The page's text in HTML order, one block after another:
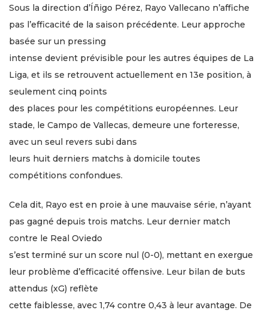
Sous la direction d’Íñigo Pérez, Rayo Vallecano n’affiche
pas l’efficacité de la saison précédente. Leur approche
basée sur un pressing
intense devient prévisible pour les autres équipes de La
Liga, et ils se retrouvent actuellement en 13e position, à
seulement cinq points
des places pour les compétitions européennes. Leur
stade, le Campo de Vallecas, demeure une forteresse,
avec un seul revers subi dans
leurs huit derniers matchs à domicile toutes
compétitions confondues.
Cela dit, Rayo est en proie à une mauvaise série, n’ayant
pas gagné depuis trois matchs. Leur dernier match
contre le Real Oviedo
s’est terminé sur un score nul (0-0), mettant en exergue
leur problème d’efficacité offensive. Leur bilan de buts
attendus (xG) reflète
cette faiblesse, avec 1,74 contre 0,43 à leur avantage. De